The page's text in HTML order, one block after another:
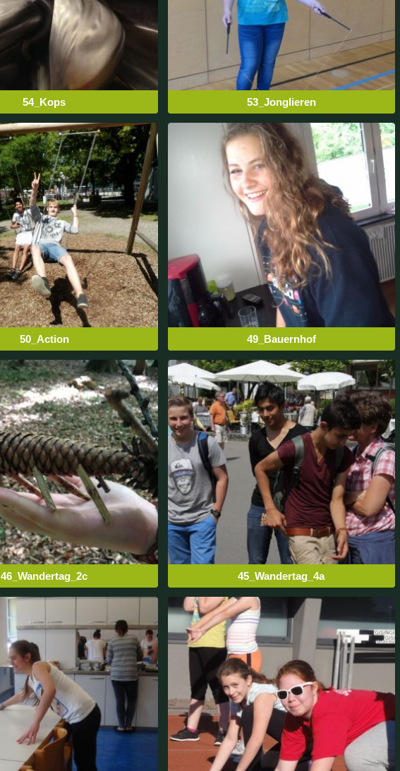
54_Kops 53_Jonglieren
50_Action 49_Bauernhof
46_Wandertag_2c 45_Wandertag_4a